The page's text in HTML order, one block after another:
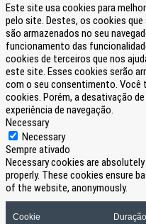
Este site usa cookies para
pelo site. Destes, os cookies
são armazenados no seu
funcionamento das
cookies de terceiros que nos
este site. Esses cookies serão
com o seu consentimento. Você
cookies. Porém, a desativação
experiência de navegação.
Necessary
Necessary
Sempre ativado
Necessary cookies are
properly. These cookies ensure
of the website, anonymously.
Cookie Duração